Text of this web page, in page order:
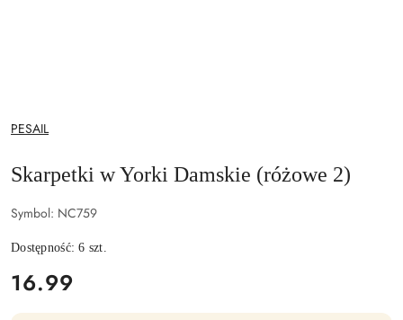
NAZWA
PRODUCENTA:
PESAIL
Skarpetki w Yorki Damskie (różowe 2)
Symbol: NC759
Dostępność:6 szt.
cena:
16.99